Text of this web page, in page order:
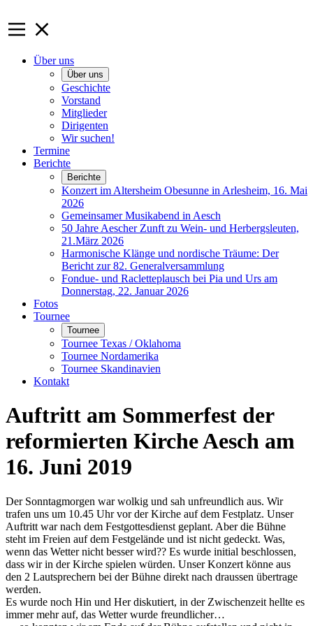
Über uns
Über uns
Geschichte
Vorstand
Mitglieder
Dirigenten
Wir suchen!
Termine
Berichte
Berichte
Konzert im Altersheim Obesunne in Arlesheim, 16. Mai
2026
Gemeinsamer Musikabend in Aesch
50 Jahre Aescher Zunft zu Wein- und Herbergsleuten,
21.März 2026
Harmonische Klänge und nordische Träume: Der
Bericht zur 82. Generalversammlung
Fondue- und Racletteplausch bei Pia und Urs am
Donnerstag, 22. Januar 2026
Fotos
Tournee
Tournee
Tournee Texas / Oklahoma
Tournee Nordamerika
Tournee Skandinavien
Kontakt
Auftritt am Sommerfest der
reformierten Kirche Aesch am
16. Juni 2019
Der Sonntagmorgen war wolkig und sah unfreundlich aus. Wir
trafen uns um 10.45 Uhr vor der Kirche auf dem Festplatz. Unser
Auftritt war nach dem Festgottesdienst geplant. Aber die Bühne
steht im Freien auf dem Festgelände und ist nicht gedeckt. Was,
wenn das Wetter nicht besser wird?? Es wurde initial beschlossen,
dass wir in der Kirche spielen würden. Unser Konzert könne aus
den 2 Lautsprechern bei der Bühne direkt nach draussen übertrage
werden.
Es wurde noch Hin und Her diskutiert, in der Zwischenzeit hellte es
immer mehr auf, das Wetter wurde freundlicher…